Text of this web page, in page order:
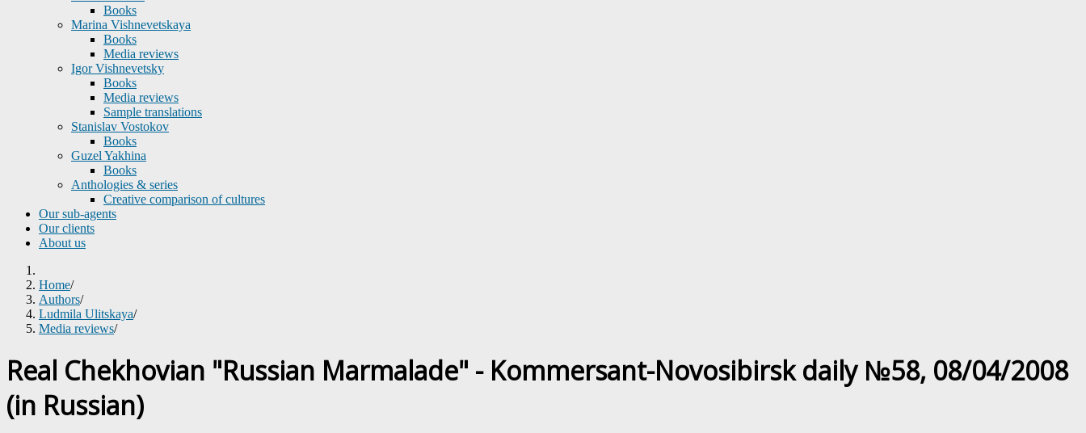
Books
Marina Vishnevetskaya
Books
Media reviews
Igor Vishnevetsky
Books
Media reviews
Sample translations
Stanislav Vostokov
Books
Guzel Yakhina
Books
Anthologies & series
Creative comparison of cultures
Our sub-agents
Our clients
About us
Home/
Authors/
Ludmila Ulitskaya/
Media reviews/
Real Chekhovian "Russian Marmalade" - Kommersant-Novosibirsk daily №58, 08/04/2008
(in Russian)